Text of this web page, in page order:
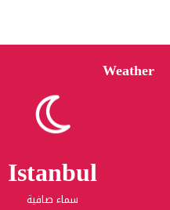
Weather
Istanbul
سماء صافية